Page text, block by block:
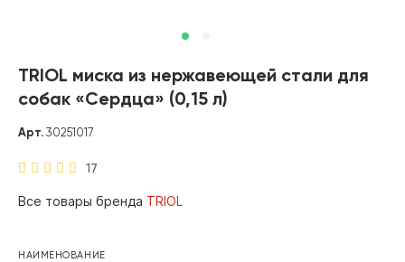
TRIOL миска из нержавеющей стали для
собак «Сердца» (0,15 л)
17
Арт. 30251017
Все товары бренда TRIOL
НАИМЕНОВАНИЕ